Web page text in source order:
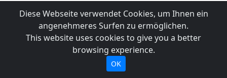
Diese Webseite verwendet Cookies, um Ihnen ein
angenehmeres Surfen zu ermöglichen.
This website uses cookies to give you a better
browsing experience.
OK